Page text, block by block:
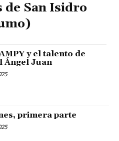
de San Isidro
y el talento de
Ángel Juan
primera parte